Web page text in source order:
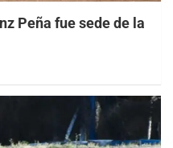
Peña fue sede de la